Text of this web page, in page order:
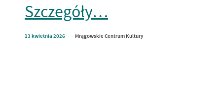
Szczegóły…
13 kwietnia 2026 Mrągowskie Centrum Kultury